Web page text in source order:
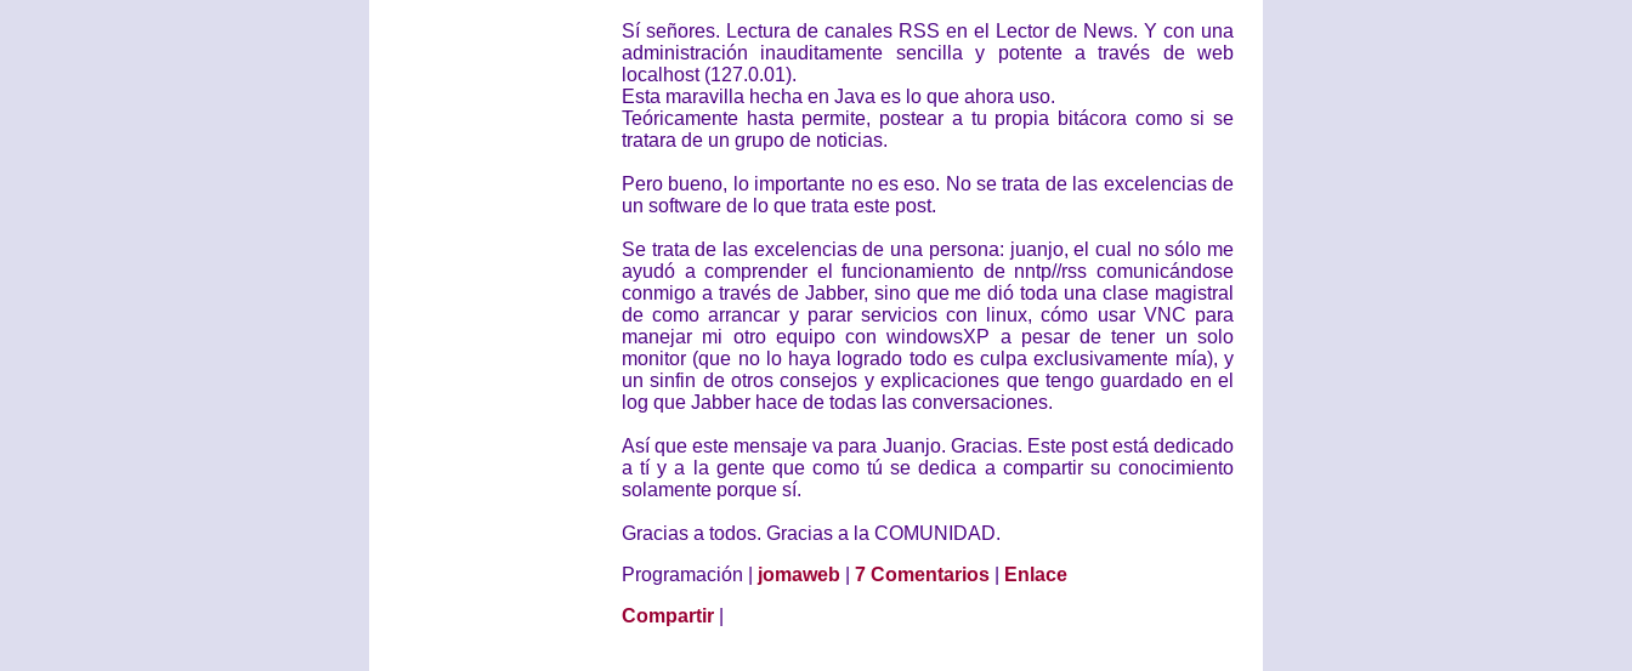
Sí señores. Lectura de canales RSS en el Lector de News. Y con una
administración inauditamente sencilla y potente a través de web
localhost (127.0.01).
Esta maravilla hecha en Java es lo que ahora uso.
Teóricamente hasta permite, postear a tu propia bitácora como si se
tratara de un grupo de noticias.
Pero bueno, lo importante no es eso. No se trata de las excelencias de
un software de lo que trata este post.
Se trata de las excelencias de una persona: juanjo, el cual no sólo me
ayudó a comprender el funcionamiento de nntp//rss comunicándose
conmigo a través de Jabber, sino que me dió toda una clase magistral
de como arrancar y parar servicios con linux, cómo usar VNC para
manejar mi otro equipo con windowsXP a pesar de tener un solo
monitor (que no lo haya logrado todo es culpa exclusivamente mía), y
un sinfin de otros consejos y explicaciones que tengo guardado en el
log que Jabber hace de todas las conversaciones.
Así que este mensaje va para Juanjo. Gracias. Este post está dedicado
a tí y a la gente que como tú se dedica a compartir su conocimiento
solamente porque sí.
Gracias a todos. Gracias a la COMUNIDAD.
Programación | jomaweb 7 Comentarios
Enlace
Compartir